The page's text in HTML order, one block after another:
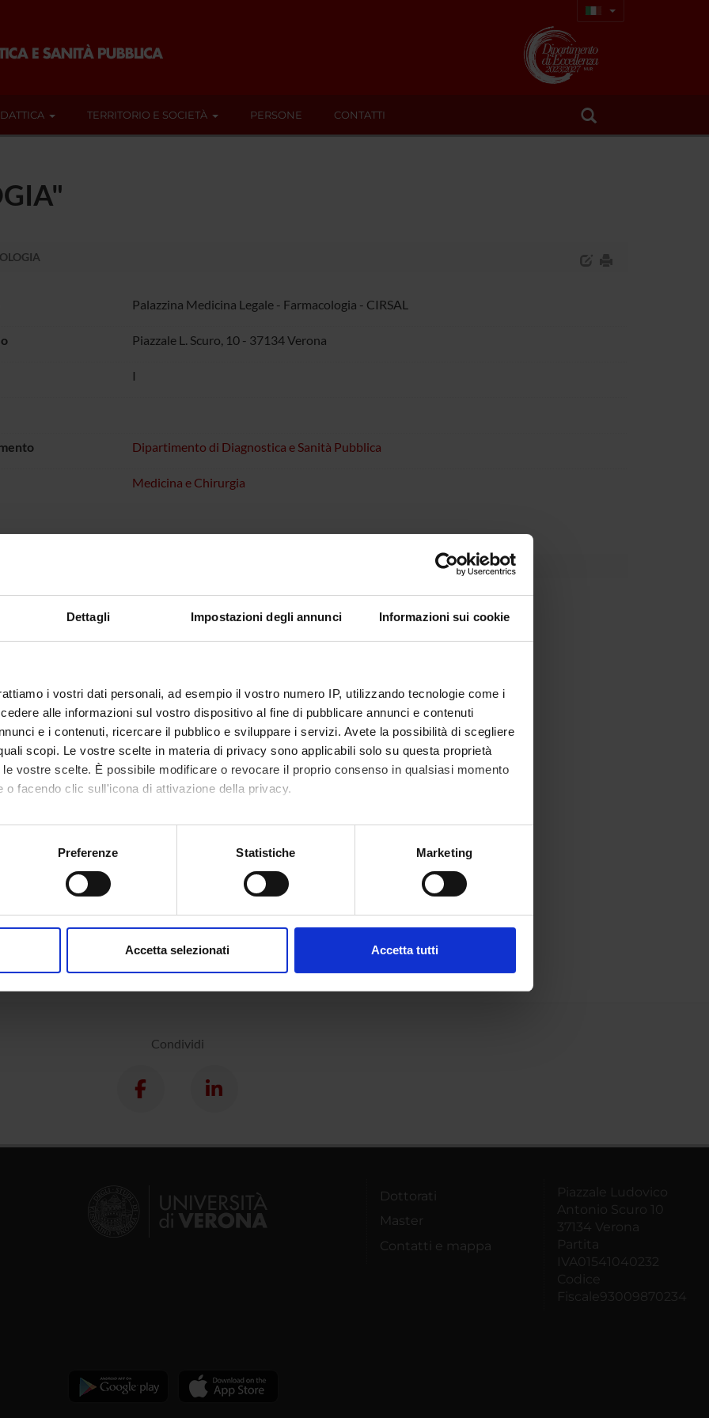
Dettagli Impostazioni degli annunci Informazioni sui cookie
i vostri dati personali, ad esempio il vostro numero IP, utilizzando tecnologie come i
alle informazioni sul vostro dispositivo al fine di pubblicare annunci e contenuti
e i contenuti, ricercare il pubblico e sviluppare i servizi. Avete la possibilità di scegliere
scopi. Le vostre scelte in materia di privacy sono applicabili solo su questa proprietà
vostre scelte. È possibile modificare o revocare il proprio consenso in qualsiasi momento
o facendo clic sull'icona di attivazione della privacy.
anche:
sulla tua posizione geografica, con un'approssimazione di qualche metro,
in qualsiasi momento dalla Dichiarazione sui cookie.
Preferenze Statistiche Marketing
Accetta selezionati Accetta tutti
TERRITORIO E SOCIETÀ PERSONE CONTATTI
Palazzina Medicina Legale - Farmacologia - CIRSAL
Piazzale L. Scuro, 10 - 37134 Verona
I
Dipartimento di Diagnostica e Sanità Pubblica
Medicina e Chirurgia
Condividi
Dottorati
Master
Contatti e mappa
Piazzale Ludovico
Antonio Scuro 10
37134 Verona
Partita
IVA01541040232
Codice
Fiscale93009870234